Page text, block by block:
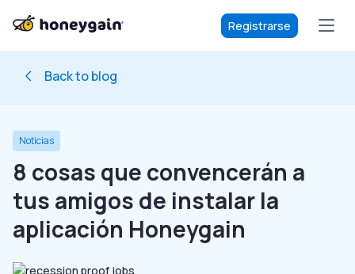
Registrarse
Back to blog
Noticias
8 cosas que convencerán a
tus amigos de instalar la
aplicación Honeygain